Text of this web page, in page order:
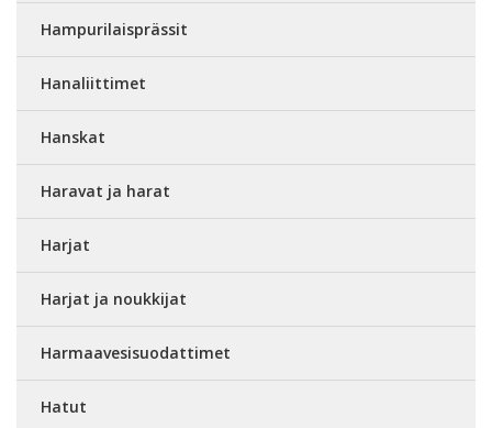
Hampurilaisprässit
Hanaliittimet
Hanskat
Haravat ja harat
Harjat
Harjat ja noukkijat
Harmaavesisuodattimet
Hatut